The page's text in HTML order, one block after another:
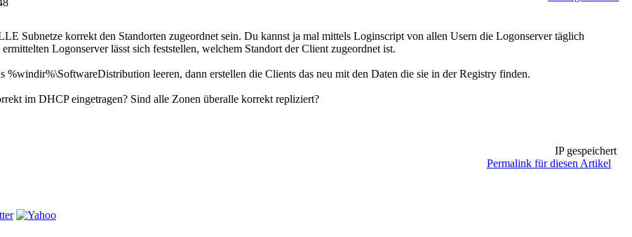
Subnetze korrekt den Standorten zugeordnet sein. Du kannst ja mal mittels Loginscript von allen Usern die Logonserver täglich
Logonserver lässt sich feststellen, welchem Standort der Client zugeordnet ist.
%windir%\SoftwareDistribution leeren, dann erstellen die Clients das neu mit den Daten die sie in der Registry finden.
im DHCP eingetragen? Sind alle Zonen überalle korrekt repliziert?
IP gespeichert
Permalink für diesen Artikel